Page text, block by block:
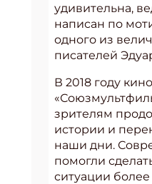
удивительна,
написан по
одного из
писателей
В 2018 году
зрителям
истории и
наши дни.
помогли
ситуации